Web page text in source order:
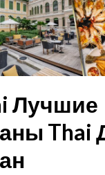
Лучшие
Thai